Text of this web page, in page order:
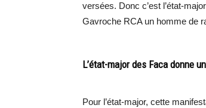
versées. Donc c’est l’état-
Gavroche RCA un homme de
L’état-major des Faca donne
Pour l’état-major, cette